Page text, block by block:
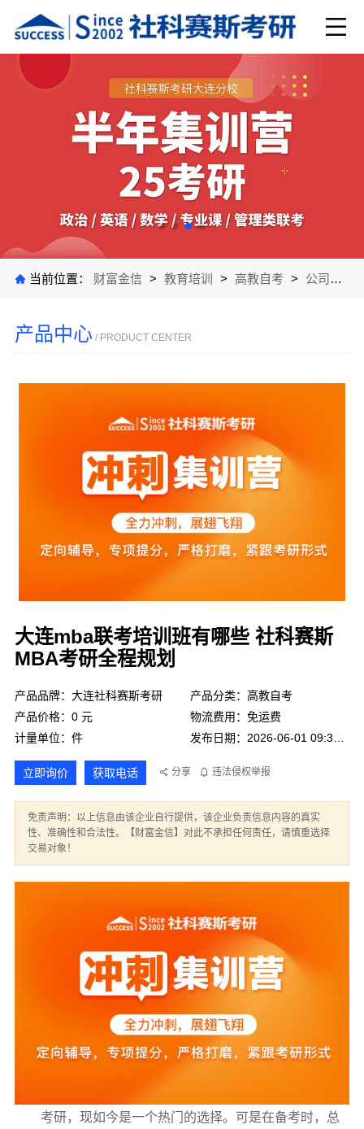
当前位置： 财富金信 > 教育培训 > 高教自考 > 公司产品
产品中心 / PRODUCT CENTER
大连mba联考培训班有哪些 社科赛斯
MBA考研全程规划
产品品牌：大连社科赛斯考研
产品分类：高教自考
产品价格：0 元
物流费用：免运费
计量单位：件
立即询价 获取电话 分享 违法侵权举报
免责声明：以上信息由该企业自行提供，该企业负责信息内容的真实
性、准确性和合法性。【财富金信】对此不承担任何责任，请慎重选择
交易对象！
考研，现如今是一个热门的选择。可是在备考时，总